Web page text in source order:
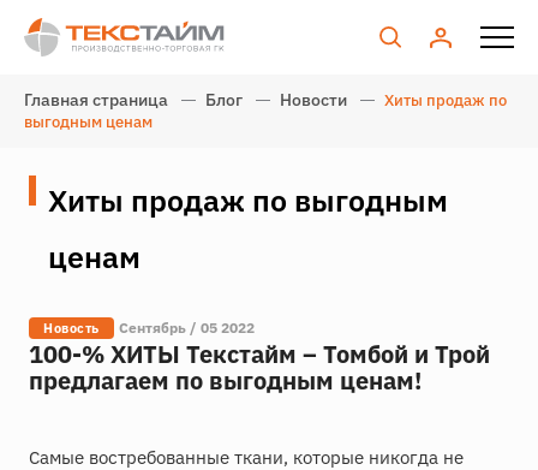
Главная страница Блог Новости
Хиты продаж по
выгодным ценам
Хиты продаж по выгодным
ценам
Новость Сентябрь / 05 2022
100-% ХИТЫ Текстайм – Томбой и Трой
предлагаем по выгодным ценам!
Самые востребованные ткани, которые никогда не